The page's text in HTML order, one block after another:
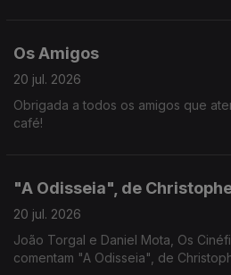
Os Amigos
20 jul. 2026
Obrigada a todos os amigos que
café!
"A Odisseia", de
20 jul. 2026
João Torgal e Daniel Mota, Os
comentam "A Odisseia", de